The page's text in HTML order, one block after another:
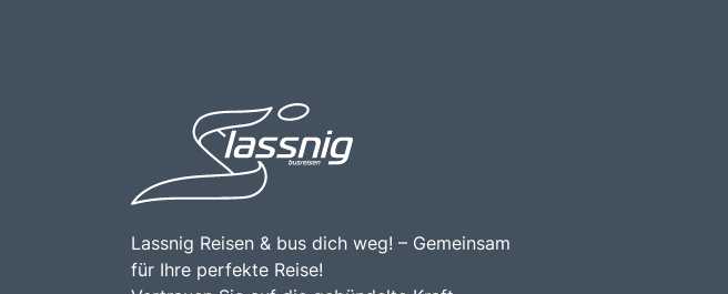
Lassnig Reisen & bus dich weg! – Gemeinsam
für Ihre perfekte Reise!